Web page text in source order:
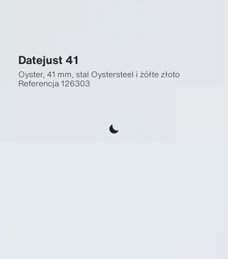
Datejust 41
Oyster, 41 mm, stal Oystersteel i żółte złoto
Referencja126303